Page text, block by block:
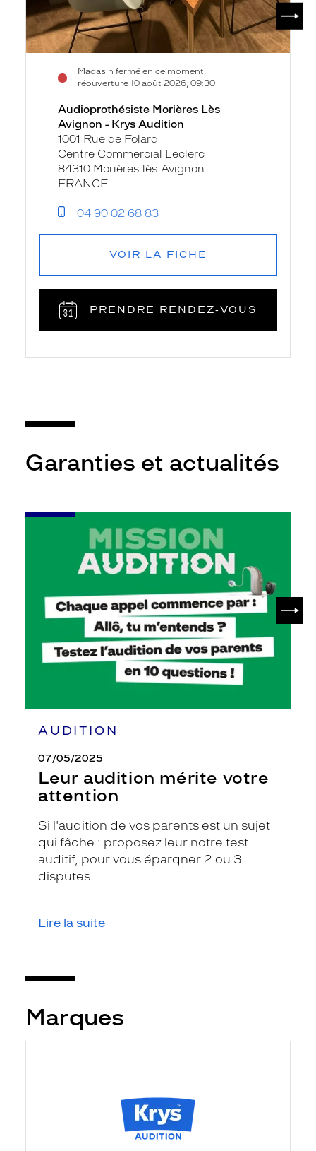
Magasin fermé en ce moment,
réouverture 10 août 2026, 09:30
Audioprothésiste Morières Lès
Avignon - Krys Audition
1001 Rue de Folard
Centre Commercial Leclerc
84310 Morières-lès-Avignon
FRANCE
04 90 02 68 83
VOIR LA FICHE
PRENDRE RENDEZ‑VOUS
Garanties et actualités
AUDITION
07/05/2025
Leur audition mérite votre
attention
Si l'audition de vos parents est un sujet
qui fâche : proposez leur notre test
auditif, pour vous épargner 2 ou 3
disputes.
Lire la suite
-
Marques